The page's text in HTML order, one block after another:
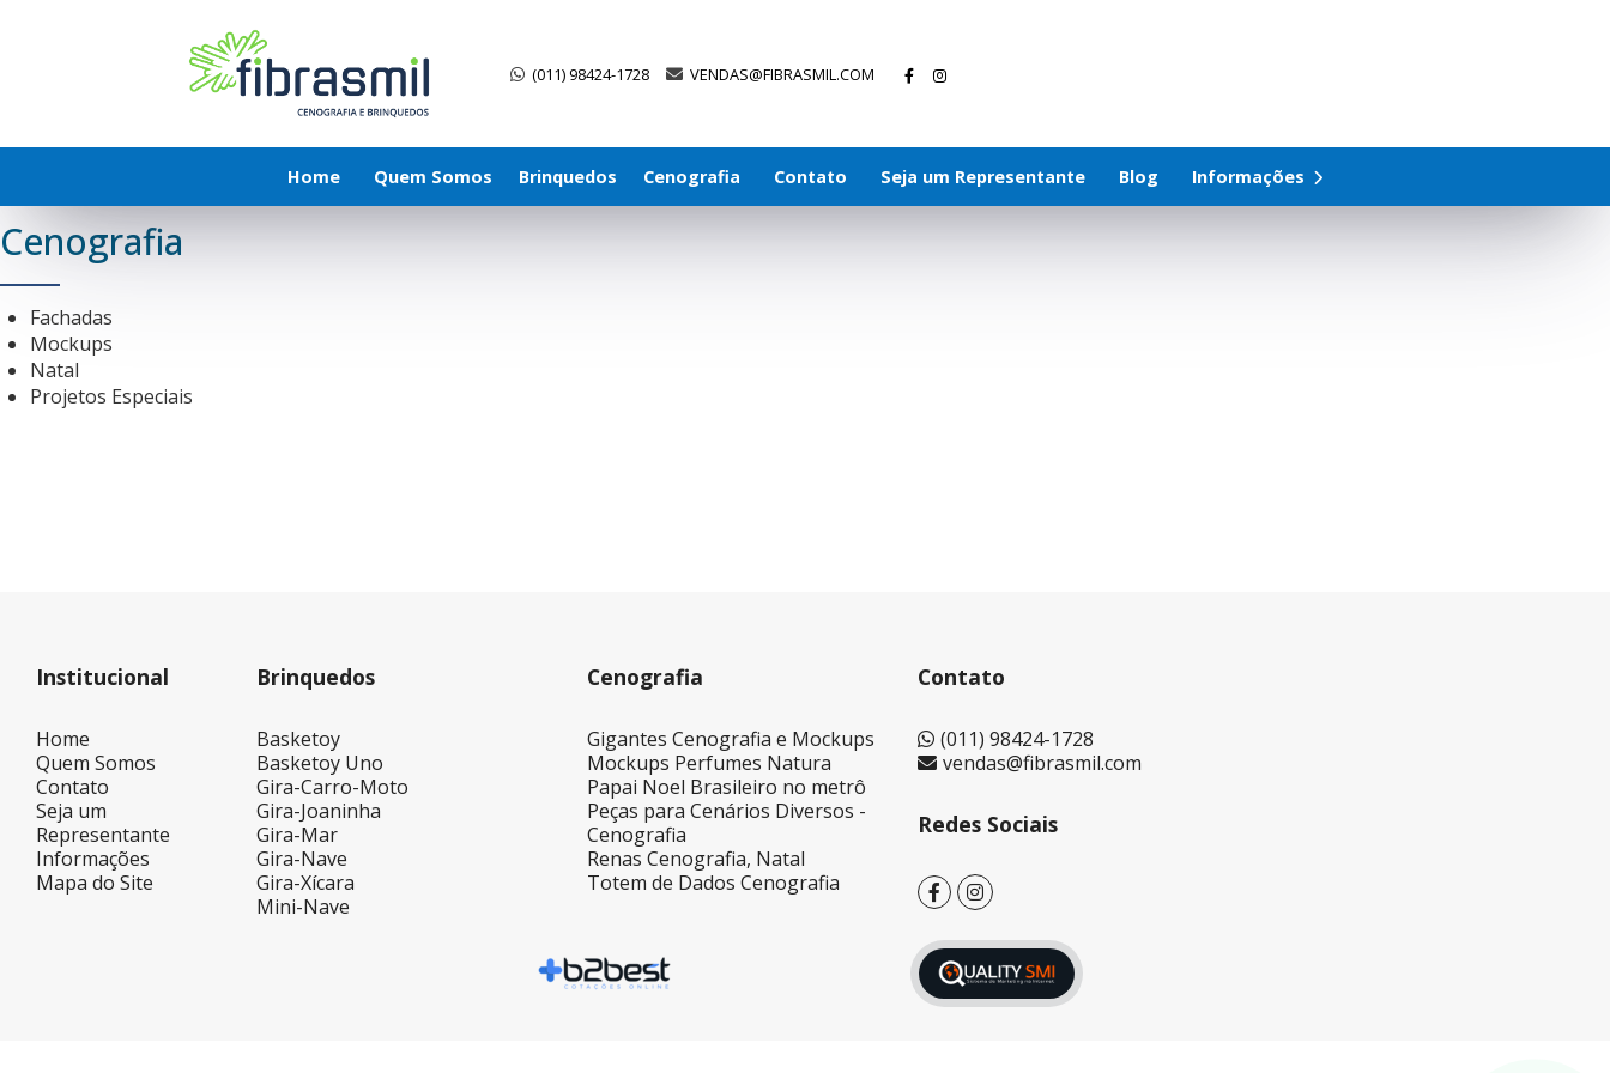
(011) 98424-1728 VENDAS@FIBRASMIL.COM
Home Quem Somos Brinquedos Cenografia Contato Seja um Representante Blog Informações
Cenografia
Fachadas
Mockups
Natal
Projetos Especiais
Institucional
Home
Quem Somos
Contato
Seja um
Representante
Informações
Mapa do Site
Brinquedos
Basketoy
Basketoy Uno
Gira-Carro-Moto
Gira-Joaninha
Gira-Mar
Gira-Nave
Gira-Xícara
Mini-Nave
Cenografia
Gigantes Cenografia e Mockups
Mockups Perfumes Natura
Papai Noel Brasileiro no metrô
Peças para Cenários Diversos -
Cenografia
Renas Cenografia, Natal
Totem de Dados Cenografia
Contato
(011) 98424-1728
vendas@fibrasmil.com
Redes Sociais